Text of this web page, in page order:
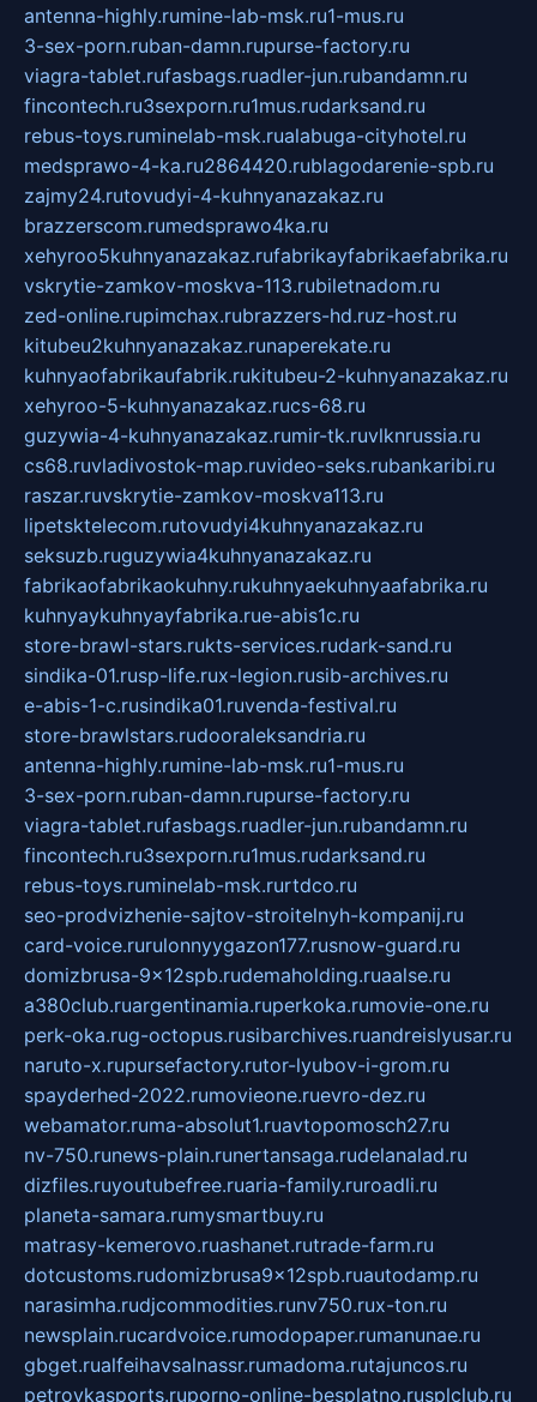
antenna-highly.rumine-lab-msk.ru1-mus.ru
3-sex-porn.ruban-damn.rupurse-factory.ru
viagra-tablet.rufasbags.ruadler-jun.rubandamn.ru
fincontech.ru3sexporn.ru1mus.rudarksand.ru
rebus-toys.ruminelab-msk.rualabuga-cityhotel.ru
medsprawo-4-ka.ru2864420.rublagodarenie-spb.ru
zajmy24.rutovudyi-4-kuhnyanazakaz.ru
brazzerscom.rumedsprawo4ka.ru
xehyroo5kuhnyanazakaz.rufabrikayfabrikaefabrika.ru
vskrytie-zamkov-moskva-113.rubiletnadom.ru
zed-online.rupimchax.rubrazzers-hd.ruz-host.ru
kitubeu2kuhnyanazakaz.runaperekate.ru
kuhnyaofabrikaufabrik.rukitubeu-2-kuhnyanazakaz.ru
xehyroo-5-kuhnyanazakaz.rucs-68.ru
guzywia-4-kuhnyanazakaz.rumir-tk.ruvlknrussia.ru
cs68.ruvladivostok-map.ruvideo-seks.rubankaribi.ru
raszar.ruvskrytie-zamkov-moskva113.ru
lipetsktelecom.rutovudyi4kuhnyanazakaz.ru
seksuzb.ruguzywia4kuhnyanazakaz.ru
fabrikaofabrikaokuhny.rukuhnyaekuhnyaafabrika.ru
kuhnyaykuhnyayfabrika.rue-abis1c.ru
store-brawl-stars.rukts-services.rudark-sand.ru
sindika-01.rusp-life.rux-legion.rusib-archives.ru
e-abis-1-c.rusindika01.ruvenda-festival.ru
store-brawlstars.rudooraleksandria.ru
antenna-highly.rumine-lab-msk.ru1-mus.ru
3-sex-porn.ruban-damn.rupurse-factory.ru
viagra-tablet.rufasbags.ruadler-jun.rubandamn.ru
fincontech.ru3sexporn.ru1mus.rudarksand.ru
rebus-toys.ruminelab-msk.rurtdco.ru
seo-prodvizhenie-sajtov-stroitelnyh-kompanij.ru
card-voice.rurulonnyygazon177.rusnow-guard.ru
domizbrusa-9x12spb.rudemaholding.ruaalse.ru
a380club.ruargentinamia.ruperkoka.rumovie-one.ru
perk-oka.rug-octopus.rusibarchives.ruandreislyusar.ru
naruto-x.rupursefactory.rutor-lyubov-i-grom.ru
spayderhed-2022.rumovieone.ruevro-dez.ru
webamator.ruma-absolut1.ruavtopomosch27.ru
nv-750.runews-plain.runertansaga.rudelanalad.ru
dizfiles.ruyoutubefree.ruaria-family.ruroadli.ru
planeta-samara.rumysmartbuy.ru
matrasy-kemerovo.ruashanet.rutrade-farm.ru
dotcustoms.rudomizbrusa9x12spb.ruautodamp.ru
narasimha.rudjcommodities.runv750.rux-ton.ru
newsplain.rucardvoice.rumodopaper.rumanunae.ru
gbget.rualfeihavsalnassr.rumadoma.rutajuncos.ru
petrovkasports.ruporno-online-besplatno.rusplclub.ru